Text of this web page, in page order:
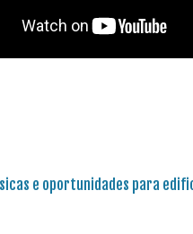
e oportunidades para